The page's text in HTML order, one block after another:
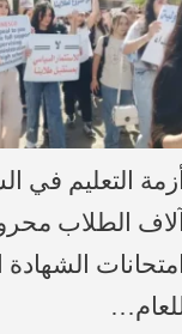
أزمة التعليم في
آلاف الطلاب
امتحانات الشهادة